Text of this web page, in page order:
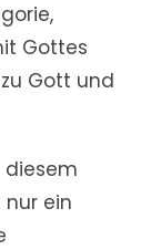
Gottes
Gott und
diesem
ein